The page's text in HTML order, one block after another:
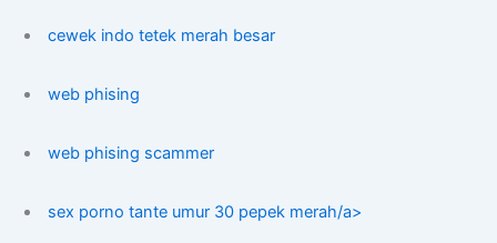
cewek indo tetek merah besar
web phising
web phising scammer
sex porno tante umur 30 pepek merah/a>